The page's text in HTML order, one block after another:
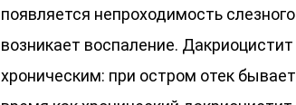
появляется непроходимость
возникает воспаление.
хроническим: при остром отек